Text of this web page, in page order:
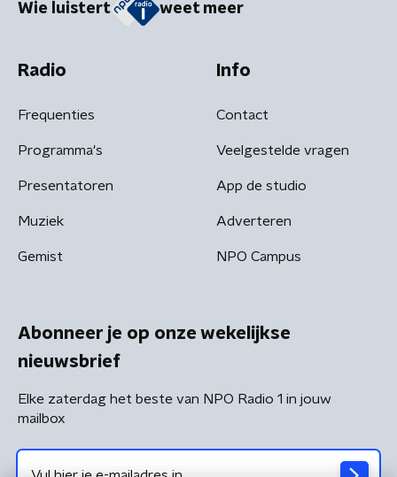
Wie luistert weet meer
Radio
Frequenties
Programma's
Presentatoren
Muziek
Gemist
Info
Contact
Veelgestelde vragen
App de studio
Adverteren
NPO Campus
Abonneer je op onze wekelijkse
nieuwsbrief
Elke zaterdag het beste van NPO Radio 1 in jouw
mailbox